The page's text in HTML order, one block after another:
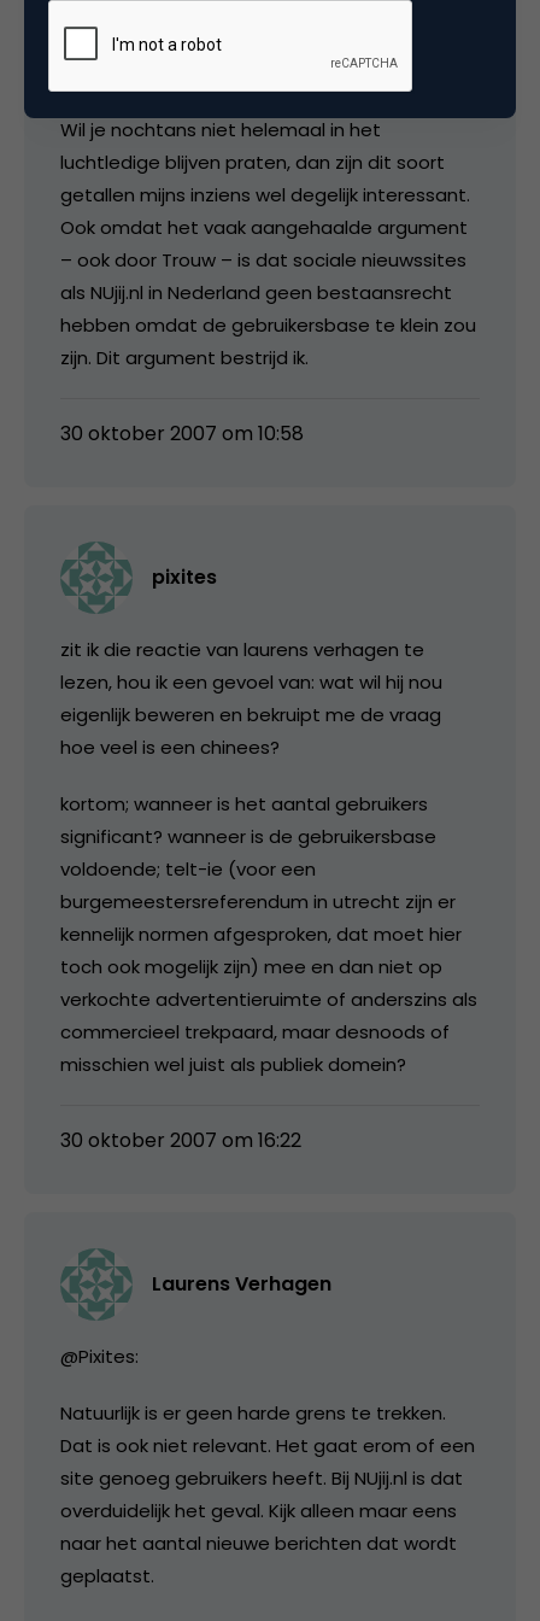
over – laten we het voorbeeld maar weer
eens aanhalen – chemtrails onzin, anderen
Wil je nochtans niet helemaal in het
luchtledige blijven praten, dan zijn dit soort
getallen mijns inziens wel degelijk interessant.
Ook omdat het vaak aangehaalde argument
– ook door Trouw – is dat sociale nieuwssites
als NUjij.nl in Nederland geen bestaansrecht
hebben omdat de gebruikersbase te klein zou
zijn. Dit argument bestrijd ik.
30 oktober 2007 om 10:58
pixites
zit ik die reactie van laurens verhagen te
lezen, hou ik een gevoel van: wat wil hij nou
eigenlijk beweren en bekruipt me de vraag
hoe veel is een chinees?
kortom; wanneer is het aantal gebruikers
significant? wanneer is de gebruikersbase
voldoende; telt-ie (voor een
burgemeestersreferendum in utrecht zijn er
kennelijk normen afgesproken, dat moet hier
toch ook mogelijk zijn) mee en dan niet op
verkochte advertentieruimte of anderszins als
commercieel trekpaard, maar desnoods of
misschien wel juist als publiek domein?
30 oktober 2007 om 16:22
Laurens Verhagen
@Pixites:
Natuurlijk is er geen harde grens te trekken.
Dat is ook niet relevant. Het gaat erom of een
site genoeg gebruikers heeft. Bij NUjij.nl is dat
overduidelijk het geval. Kijk alleen maar eens
naar het aantal nieuwe berichten dat wordt
geplaatst.